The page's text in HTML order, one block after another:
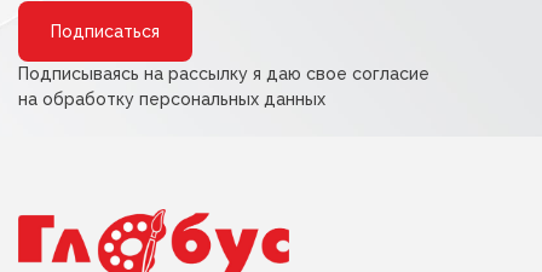
Подписываясь на рассылку я даю свое согласие
на обработку персональных данных